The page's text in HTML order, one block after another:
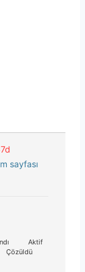
sayfası
Aktif
Çözüldü